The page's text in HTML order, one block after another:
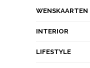
WENSKAARTEN
INTERIOR
LIFESTYLE